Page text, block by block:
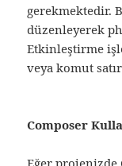
gerekmektedir.
düzenleyerek
Etkinleştirme
veya komut
Composer
Eğer projenizde